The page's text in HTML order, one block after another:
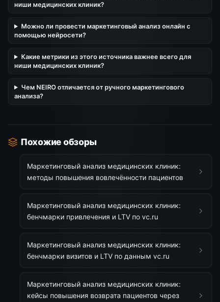
ниши медицинских клиник?
Можно ли провести маркетинговый анализ онлайн с
помощью нейросети?
Какие метрики из этого источника важнее всего для
ниши медицинских клиник?
Чем NEIRO отличается от ручного маркетингового
анализа?
Похожие обзоры
Маркетинговый анализ медицинских клиник:
методы повышения вовлечённости пациентов
Маркетинговый анализ медицинских клиник:
бенчмарки привлечения и LTV по vc.ru
Маркетинговый анализ медицинских клиник:
бенчмарки визитов и LTV по данным vc.ru
Маркетинговый анализ медицинских клиник:
кейсы повышения возврата пациентов через